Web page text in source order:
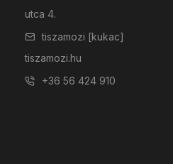
utca 4.
tiszamozi [kukac]
tiszamozi.hu
+36 56 424 910